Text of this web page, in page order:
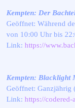
Kempten: Der
Geöffnet: Während
von 10:00 Uhr bis
Link: https://
Kempten: Blacklight
Geöffnet: Ganzjährig
Link: https://